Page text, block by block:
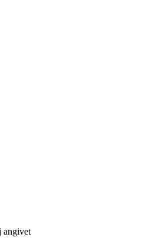
angivet